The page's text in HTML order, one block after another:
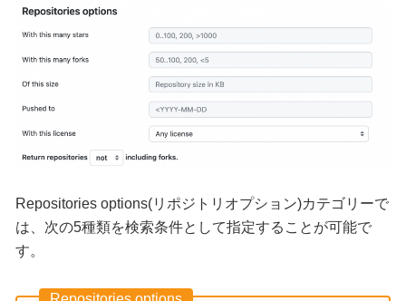
Repositories options(リポジトリオプション)カテゴリーで
は、次の5種類を検索条件として指定することが可能で
す。